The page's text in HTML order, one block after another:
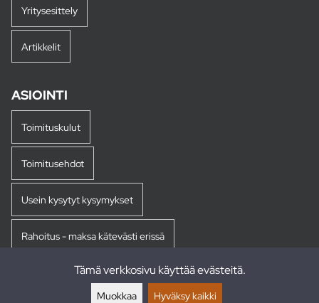
Yritysesittely
Artikkelit
ASIOINTI
Toimituskulut
Toimitusehdot
Usein kysytyt kysymykset
Rahoitus - maksa kätevästi erissä
Tämä verkkosivu käyttää evästeitä.
Muokkaa Hyväksy kaikki